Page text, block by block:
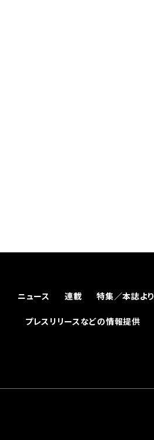
ニュース 連載 特集／本誌より
プレスリリースなどの情報提供